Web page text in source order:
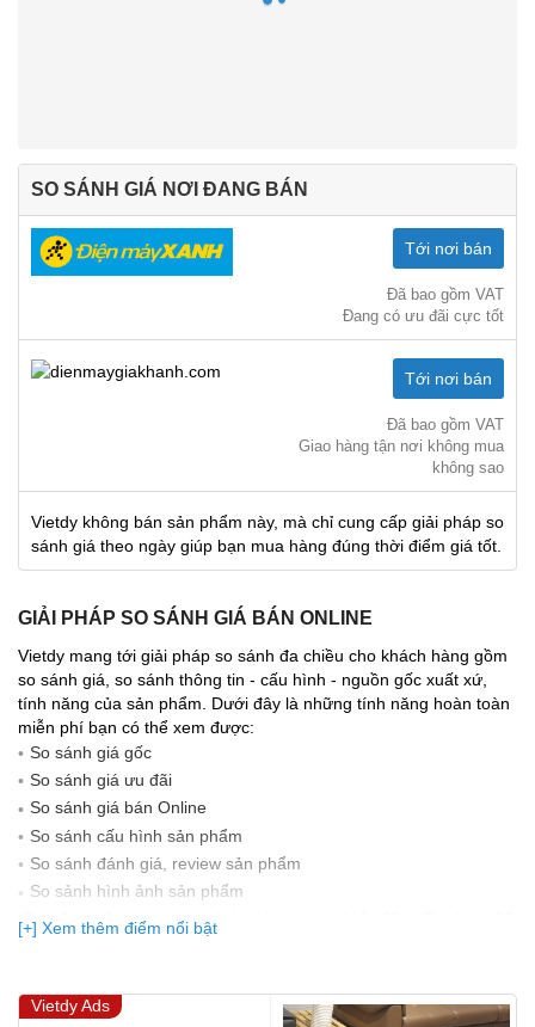
SO SÁNH GIÁ NƠI ĐANG BÁN
Tới nơi bán
Đã bao gồm VAT
Đang có ưu đãi cực tốt
Tới nơi bán
Đã bao gồm VAT
Giao hàng tận nơi không mua
không sao
Vietdy không bán sản phẩm này, mà chỉ cung cấp giải pháp so
sánh giá theo ngày giúp bạn mua hàng đúng thời điểm giá tốt.
GIẢI PHÁP SO SÁNH GIÁ BÁN ONLINE
Vietdy mang tới giải pháp so sánh đa chiều cho khách hàng gồm
so sánh giá, so sánh thông tin - cấu hình - nguồn gốc xuất xứ,
tính năng của sản phẩm. Dưới đây là những tính năng hoàn toàn
miễn phí bạn có thể xem được:
So sánh giá gốc
So sánh giá ưu đãi
So sánh giá bán Online
So sánh cấu hình sản phẩm
So sánh đánh giá, review sản phẩm
So sảnh hình ảnh sản phẩm
(Bạn đang được xem so sánh giá, xem giá biến động Realtime 10
lần cập nhật gần nhất)
[+] Xem thêm điểm nổi bật
Vietdy Ads